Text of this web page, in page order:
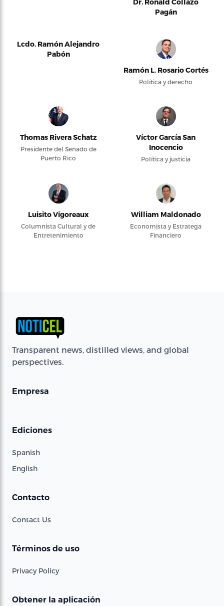
Pagán
Lcdo. Ramón Alejandro
Pabón
Ramón L. Rosario Cortés
Política y derecho
Thomas Rivera Schatz
Presidente del Senado de
Puerto Rico
Víctor García San
Inocencio
Política y justicia
Luisito Vigoreaux
Columnista Cultural y de
Entretenimiento
William Maldonado
Economista y Estratega
Financiero
Transparent news, distilled views, and global
perspectives.
Empresa
Ediciones
Spanish
English
Contacto
Contact Us
Términos de uso
Privacy Policy
Obtener la aplicación